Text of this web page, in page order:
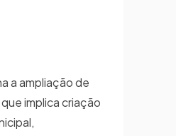
a ampliação de
implica criação